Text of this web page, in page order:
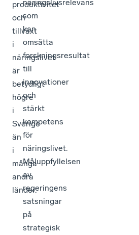
produktivitet
och
tillväxt
i
näringslivet
är
betydligt
högre
i
Sverige
än
i
många
andra
länder.
näringslivsrelevans
som
kan
omsätta
forskningsresultat
till
innovationer
och
stärkt
kompetens
för
näringslivet.
Måluppfyllelsen
av
regeringens
satsningar
på
strategisk